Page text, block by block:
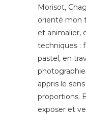
Morisot,
orienté mon
et animalier,
techniques :
pastel, en
appris le
proportions.
exposer et